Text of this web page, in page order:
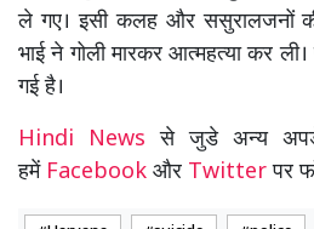
ले गए। इसी कलह और ससुरालजनों
भाई ने गोली मारकर आत्महत्या कर
गई है।
Hindi Newsसे जुडे अन्य
हमें Facebook और Twitterपर